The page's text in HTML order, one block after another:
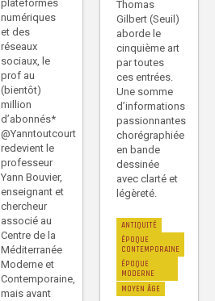
Thomas
Gilbert (Seuil)
aborde le
cinquième art
par toutes
ces entrées.
Une somme
d’informations
passionnantes
chorégraphiée
en bande
dessinée
avec clarté et
légèreté.
ANTIQUITÉ
ÉPOQUE
CONTEMPORAINE
ÉPOQUE
MODERNE
MOYEN ÂGE
plateformes
numériques
et des
réseaux
sociaux, le
prof au
(bientôt)
million
d’abonnés*
@Yanntoutcourt
redevient le
professeur
Yann Bouvier,
enseignant et
chercheur
associé au
Centre de la
Méditerranée
Moderne et
Contemporaine,
mais avant